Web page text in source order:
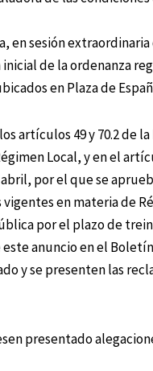
en sesión
de la ordenanza
en Plaza de
artículos 49 y 70.2 de la
Local, y en el
por el que se
en materia de
por el plazo de
anuncio en el
y se presenten las
presentado